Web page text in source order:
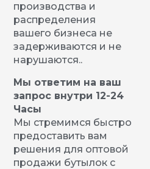
производства и
распределения
вашего бизнеса не
задерживаются и не
нарушаются..
Мы ответим на ваш
запрос внутри 12-24
Часы
Мы стремимся быстро
предоставить вам
решения для оптовой
продажи бутылок с